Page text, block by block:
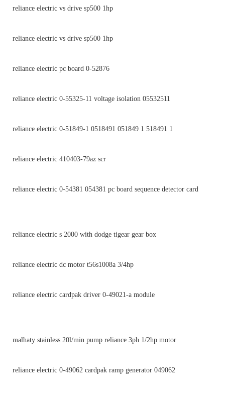
reliance electric vs drive sp500 1hp
reliance electric vs drive sp500 1hp
reliance electric pc board 0-52876
reliance electric 0-55325-11 voltage isolation 05532511
reliance electric 0-51849-1 0518491 051849 1 518491 1
reliance electric 410403-79az scr
reliance electric 0-54381 054381 pc board sequence detector card
reliance electric s 2000 with dodge tigear gear box
reliance electric dc motor t56s1008a 3/4hp
reliance electric cardpak driver 0-49021-a module
malhaty stainless 20l/min pump reliance 3ph 1/2hp motor
reliance electric 0-49062 cardpak ramp generator 049062